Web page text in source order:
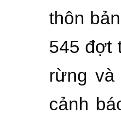
thôn
545 đợt
rừng và
cảnh